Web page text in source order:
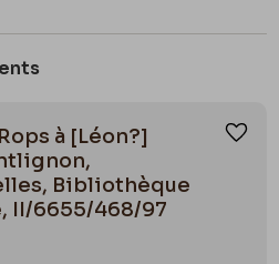
à [Léon?]
Bibliothèque
II/6655/468/97